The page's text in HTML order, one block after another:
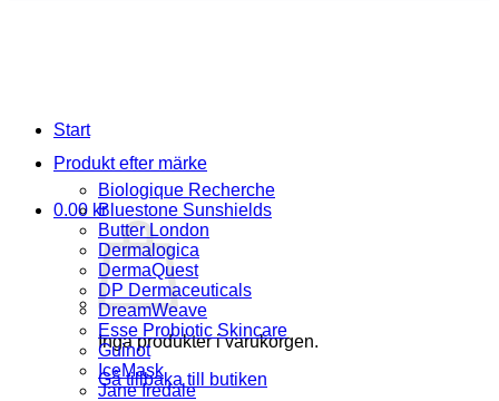
0.00 kr
Inga produkter i varukorgen.
Gå tillbaka till butiken
Start
Produkt efter märke
Biologique Recherche
Bluestone Sunshields
Butter London
Dermalogica
DermaQuest
DP Dermaceuticals
DreamWeave
Esse Probiotic Skincare
Guinot
IceMask
Jane Iredale